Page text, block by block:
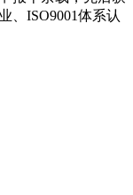
、ISO9001体系认